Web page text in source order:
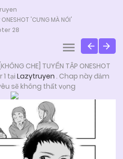
ONESHOT 'CƯNG MÀ NÓI'
28
CHE] TUYỂN TẬP ONESHOT
1 tại Lazytruyen . Chap này đảm
sẽ không thất vọng